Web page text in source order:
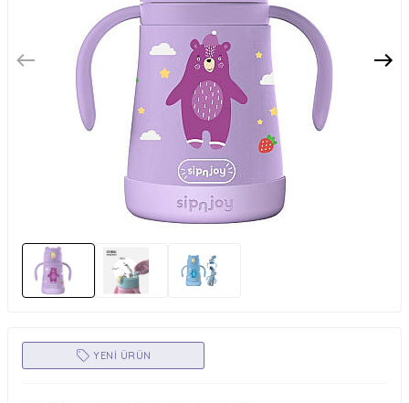
YENI ÜRÜN